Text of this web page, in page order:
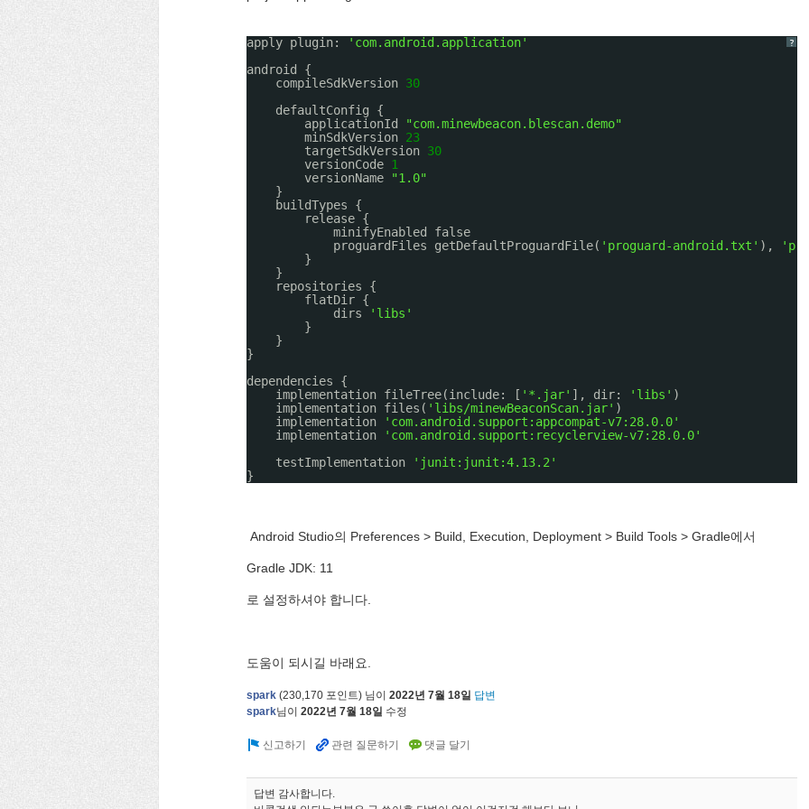
?
apply plugin:
'com.android.application'
android {
compileSdkVersion 30
defaultConfig {
applicationId
"com.minewbeacon.blescan.demo"
minSdkVersion 23
targetSdkVersion 30
versionCode 1
versionName
"1.0"
}
buildTypes {
release {
minifyEnabled false
proguardFiles getDefaultProguardFile( 'proguard-android.txt' ),
}
}
repositories {
flatDir {
dirs
'libs'
}
}
}
dependencies {
implementation fileTree(include: [ '*.jar' ], dir: 'libs' )
implementation files( 'libs/minewBeaconScan.jar' )
implementation
'com.android.support:appcompat-v7:28.0.0'
implementation
'com.android.support:recyclerview-v7:28.0.0'
testImplementation
'junit:junit:4.13.2'
}
Android Studio의 Preferences > Build, Execution, Deployment > Build Tools > Gradle에서
Gradle JDK: 11
로 설정하셔야 합니다.
도움이 되시길 바래요.
spark (230,170 포인트) 님이 2022년 7월 18일 답변
spark님이 2022년 7월 18일 수정
답변 감사합니다.